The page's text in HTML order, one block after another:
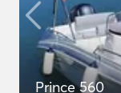
Prince 560